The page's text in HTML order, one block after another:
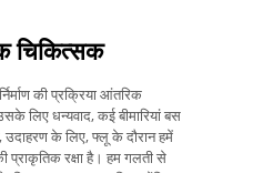
चिकित्सक
की प्रक्रिया आंतरिक
लिए धन्यवाद, कई बीमारियां बस
के लिए, फ्लू के दौरान हमें
प्राकृतिक रक्षा है। हम गलती से